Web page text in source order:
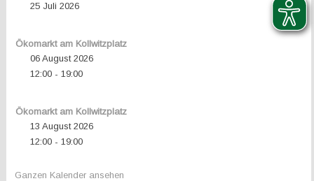
25 Juli 2026
Ökomarkt am Kollwitzplatz
06 August 2026
12:00- 19:00
Ökomarkt am Kollwitzplatz
13 August 2026
12:00- 19:00
Ganzen Kalender ansehen